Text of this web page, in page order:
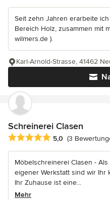
Seit zehn Jahren erarbeite
Bereich Holz, zusammen mit
wilmers.de ).
Karl-Arnold-Strasse, 41462
Schreinerei Clasen
Durchschnittliche
5,0 (3
Möbelschreinerei Clasen -
eigener Werkstatt sind wir Ihr
Ihr Zuhause ist eine...
Mehr